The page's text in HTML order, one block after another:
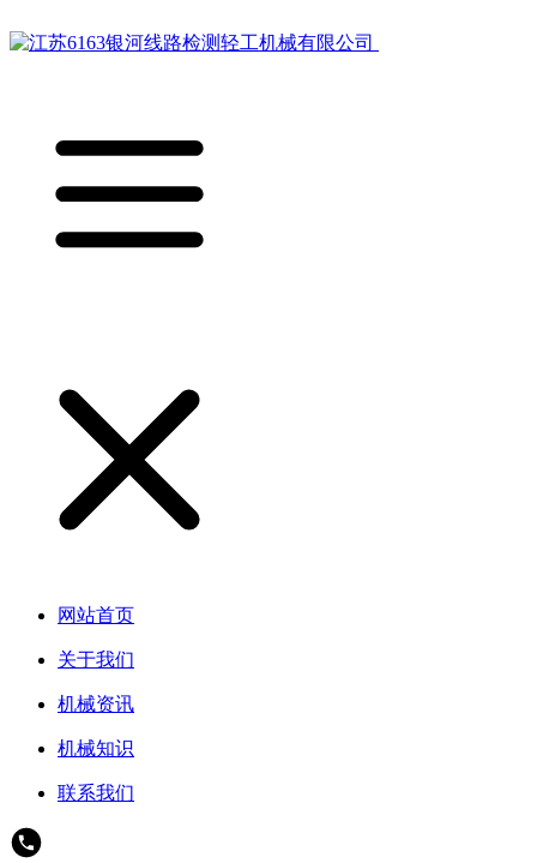
网站首页
关于我们
机械资讯
机械知识
联系我们